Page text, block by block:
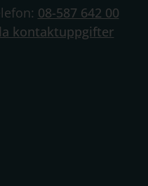
08-587 642 00
kontaktuppgifter